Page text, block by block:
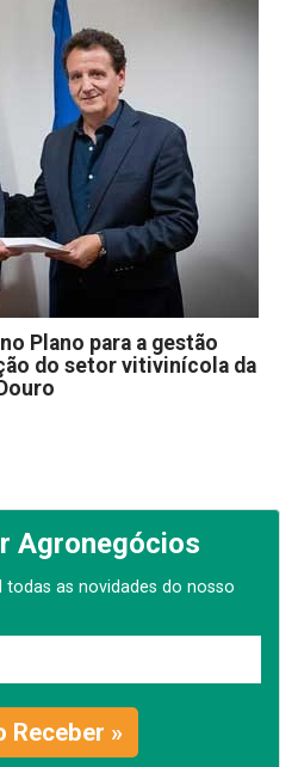
Plano para a gestão
do setor vitivinícola da
Agronegócios
todas as novidades do nosso
Receber »